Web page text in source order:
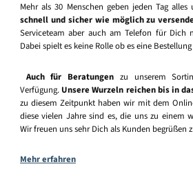
Mehr als 30 Menschen geben jeden Tag alles
schnell und sicher wie möglich zu
Serviceteam aber auch am Telefon für Dich
Dabei spielt es keine Rolle ob es eine
Auch für Beratungen zu unserem
Verfügung. Unsere Wurzeln reichen bis in
zu diesem Zeitpunkt haben wir mit dem
diese vielen Jahre sind es, die uns zu einem
Wir freuen uns sehr Dich als Kunden begrüßen
Mehr erfahren